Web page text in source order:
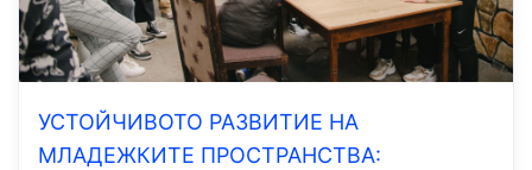
УСТОЙЧИВОТО РАЗВИТИЕ НА
МЛАДЕЖКИТЕ ПРОСТРАНСТВА: